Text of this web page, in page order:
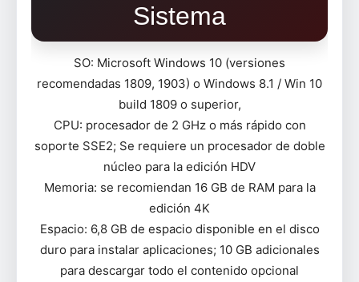
Sistema
SO: Microsoft Windows 10 (versiones
recomendadas 1809, 1903) o Windows 8.1 / Win 10
build 1809 o superior,
CPU: procesador de 2 GHz o más rápido con
soporte SSE2; Se requiere un procesador de doble
núcleo para la edición HDV
Memoria: se recomiendan 16 GB de RAM para la
edición 4K
Espacio: 6,8 GB de espacio disponible en el disco
duro para instalar aplicaciones; 10 GB adicionales
para descargar todo el contenido opcional